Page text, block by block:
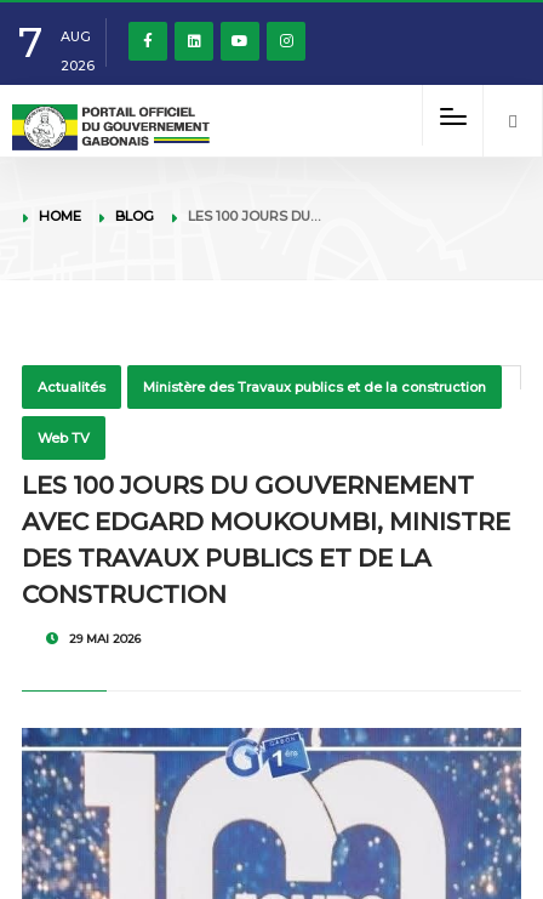
7
AUG
2026
HOME BLOG LES 100 JOURS DU…
Actualités Ministère des Travaux publics et de la construction
Web TV
LES 100 JOURS DU GOUVERNEMENT
AVEC EDGARD MOUKOUMBI, MINISTRE
DES TRAVAUX PUBLICS ET DE LA
CONSTRUCTION
29 MAI 2026